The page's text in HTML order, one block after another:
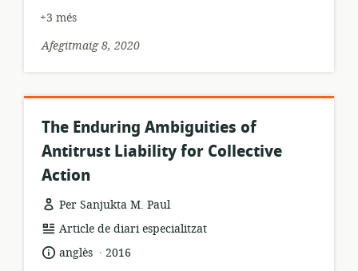
+3 més
Afegitmaig 8, 2020
The Enduring Ambiguities of
Antitrust Liability for Collective
Action
Per Sanjukta M. Paul
format
recursos:
Article de diari especialitzat
idioma:
anglès .
data2016